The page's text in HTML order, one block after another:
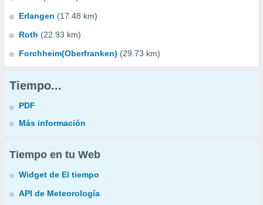
Erlangen (17.48 km)
Roth (22.93 km)
Forchheim(Oberfranken) (29.73 km)
Tiempo...
PDF
Más información
Tiempo en tu Web
Widget de El tiempo
API de Meteorología